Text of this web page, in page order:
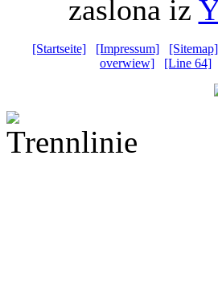
zaslona iz
[Startseite] [Impressum] [Sitemap]
overwiew]
[Line 64]